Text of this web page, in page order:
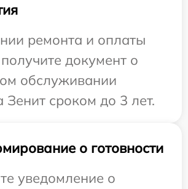
ремонта и оплаты
документ о
обслуживании
Зенит сроком до 3 лет.
о готовности
уведомление о